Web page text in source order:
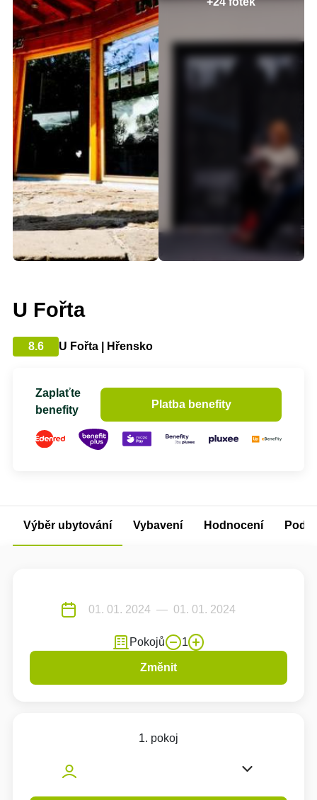
U Fořta
8.6 U Fořta | Hřensko
Zaplaťte
benefity
Platba benefity
Výběr ubytování Vybavení Hodnocení
Pokojů 1
Změnit
1. pokoj